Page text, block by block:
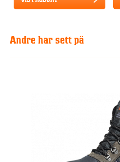
Andre har sett på